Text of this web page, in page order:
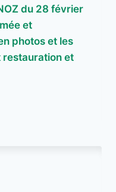
du 28 février
et
photos et les
restauration et